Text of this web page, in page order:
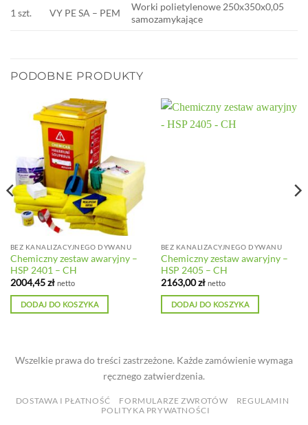
1 szt. VY PE SA – PEM
Worki polietylenowe 250x350x0,05
samozamykające
PODOBNE PRODUKTY
BEZ KANALIZACYJNEGO DYWANU
Chemiczny zestaw awaryjny –
HSP 2401 – CH
2004,45zł netto
DODAJ DO KOSZYKA
BEZ KANALIZACYJNEGO DYWANU
Chemiczny zestaw awaryjny –
HSP 2405 – CH
2163,00zł netto
DODAJ DO KOSZYKA
Wszelkie prawa do treści zastrzeżone. Każde zamówienie wymaga
ręcznego zatwierdzenia.
DOSTAWA I PŁATNOŚĆ FORMULARZE ZWROTÓW
REGULAMIN
POLITYKA PRYWATNOŚCI